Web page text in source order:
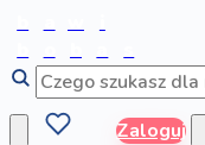
Zaloguj